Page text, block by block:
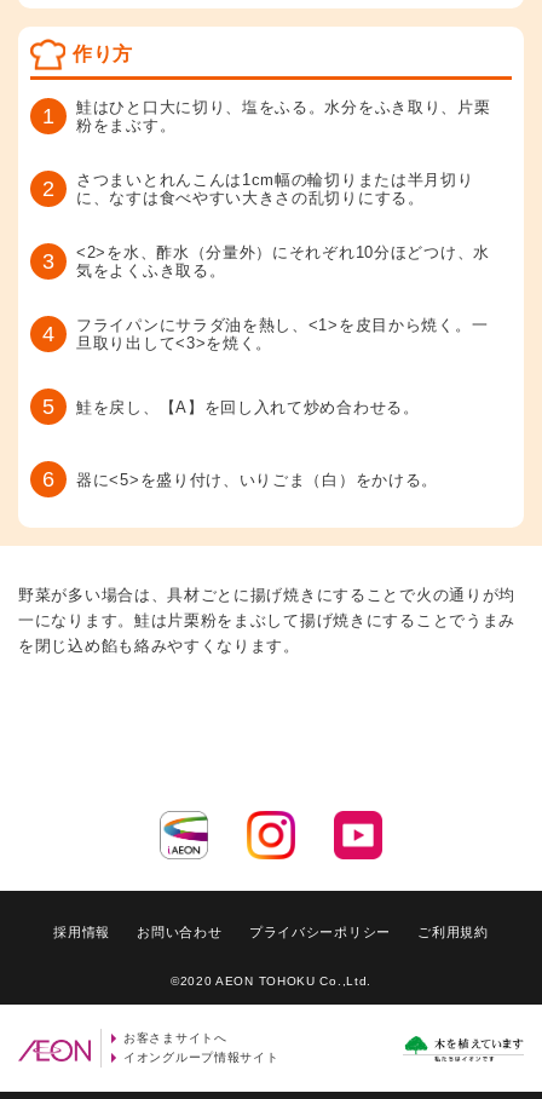
作り方
1
鮭はひと口大に切り、塩をふる。水分をふき取り、片栗
粉をまぶす。
2
さつまいとれんこんは1cm幅の輪切りまたは半月切り
に、なすは食べやすい大きさの乱切りにする。
3
<2>を水、酢水（分量外）にそれぞれ10分ほどつけ、水
気をよくふき取る。
4
フライパンにサラダ油を熱し、<1>を皮目から焼く。一
旦取り出して<3>を焼く。
5 鮭を戻し、【A】を回し入れて炒め合わせる。
6 器に<5>を盛り付け、いりごま（白）をかける。
野菜が多い場合は、具材ごとに揚げ焼きにすることで火の通りが均
一になります。鮭は片栗粉をまぶして揚げ焼きにすることでうまみ
を閉じ込め餡も絡みやすくなります。
採用情報 お問い合わせ プライバシーポリシー ご利用規約
©2020 AEON TOHOKU Co.,Ltd.
お客さまサイトへ
イオングループ情報サイト